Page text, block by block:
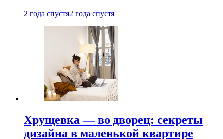
2 года спустя2 года спустя
Хрущевка — во дворец: секреты
дизайна в маленькой квартире